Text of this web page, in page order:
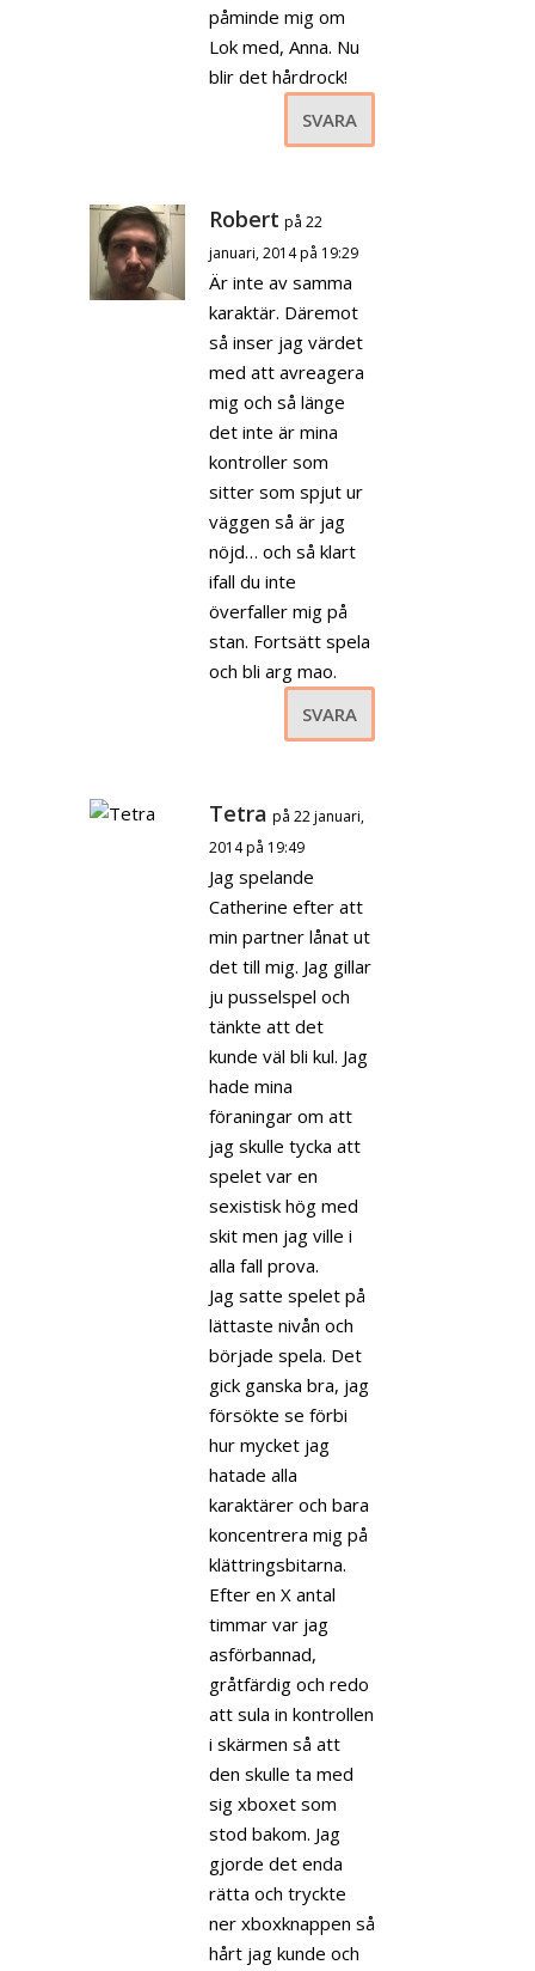
påminde mig om
Lok med, Anna. Nu
blir det hårdrock!
SVARA
Robert på 22
januari, 2014 på 19:29
Är inte av samma
karaktär. Däremot
så inser jag värdet
med att avreagera
mig och så länge
det inte är mina
kontroller som
sitter som spjut ur
väggen så är jag
nöjd… och så klart
ifall du inte
överfaller mig på
stan. Fortsätt spela
och bli arg mao.
SVARA
Tetra på 22 januari,
2014 på 19:49
Jag spelande
Catherine efter att
min partner lånat ut
det till mig. Jag gillar
ju pusselspel och
tänkte att det
kunde väl bli kul. Jag
hade mina
föraningar om att
jag skulle tycka att
spelet var en
sexistisk hög med
skit men jag ville i
alla fall prova.
Jag satte spelet på
lättaste nivån och
började spela. Det
gick ganska bra, jag
försökte se förbi
hur mycket jag
hatade alla
karaktärer och bara
koncentrera mig på
klättringsbitarna.
Efter en X antal
timmar var jag
asförbannad,
gråtfärdig och redo
att sula in kontrollen
i skärmen så att
den skulle ta med
sig xboxet som
stod bakom. Jag
gjorde det enda
rätta och tryckte
ner xboxknappen så
hårt jag kunde och